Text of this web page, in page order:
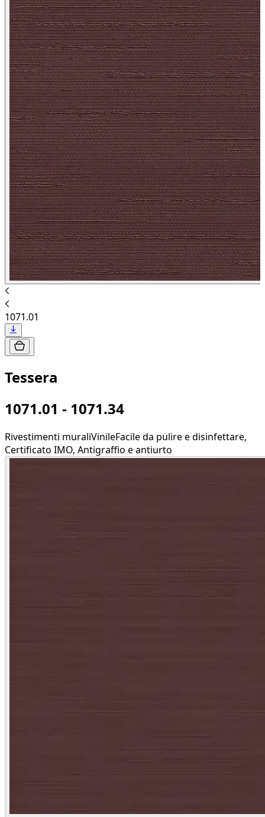
1071.01
Tessera
1071.01 - 1071.34
Rivestimenti muraliVinileFacile da pulire e disinfettare,
Certificato IMO, Antigraffio e antiurto